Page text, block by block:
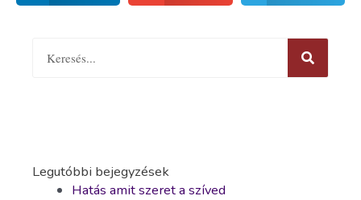
Legutóbbi bejegyzések
Hatás amit szeret a szíved